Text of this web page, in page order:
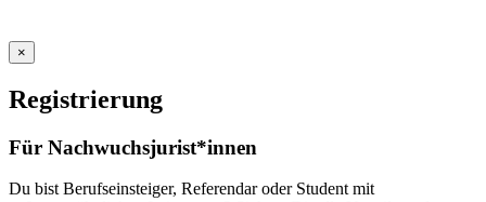
×
Registrierung
Für Nachwuchsjurist*innen
Du bist Berufseinsteiger, Referendar oder Student mit